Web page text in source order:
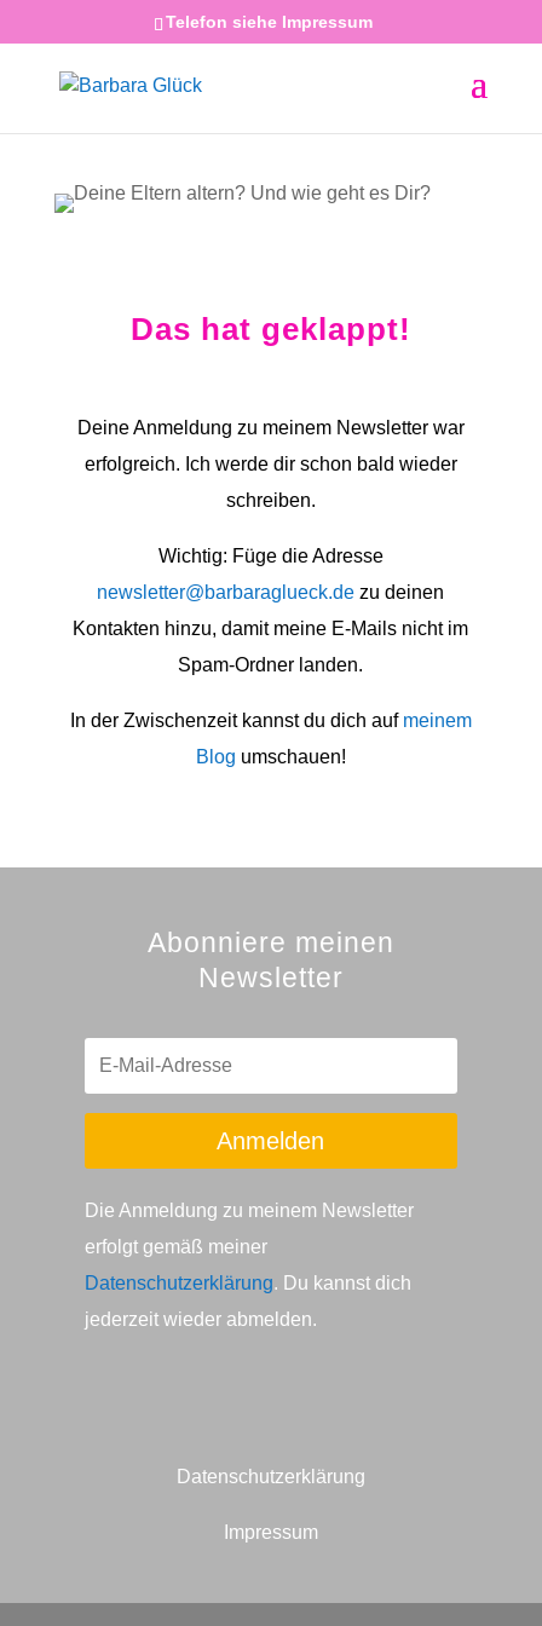
Telefon siehe Impressum
Das hat geklappt!
Deine Anmeldung zu meinem Newsletter war
erfolgreich. Ich werde dir schon bald wieder
schreiben.
Wichtig: Füge die Adresse
newsletter@barbaraglueck.de zu deinen
Kontakten hinzu, damit meine E-Mails nicht im
Spam-Ordner landen.
In der Zwischenzeit kannst du dich auf meinem
Blog umschauen!
Abonniere meinen
Newsletter
Anmelden
Die Anmeldung zu meinem Newsletter
erfolgt gemäß meiner
Datenschutzerklärung. Du kannst dich
jederzeit wieder abmelden.
Datenschutzerklärung
Impressum